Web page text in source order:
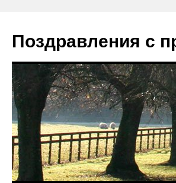
содержимому
Поздравления с